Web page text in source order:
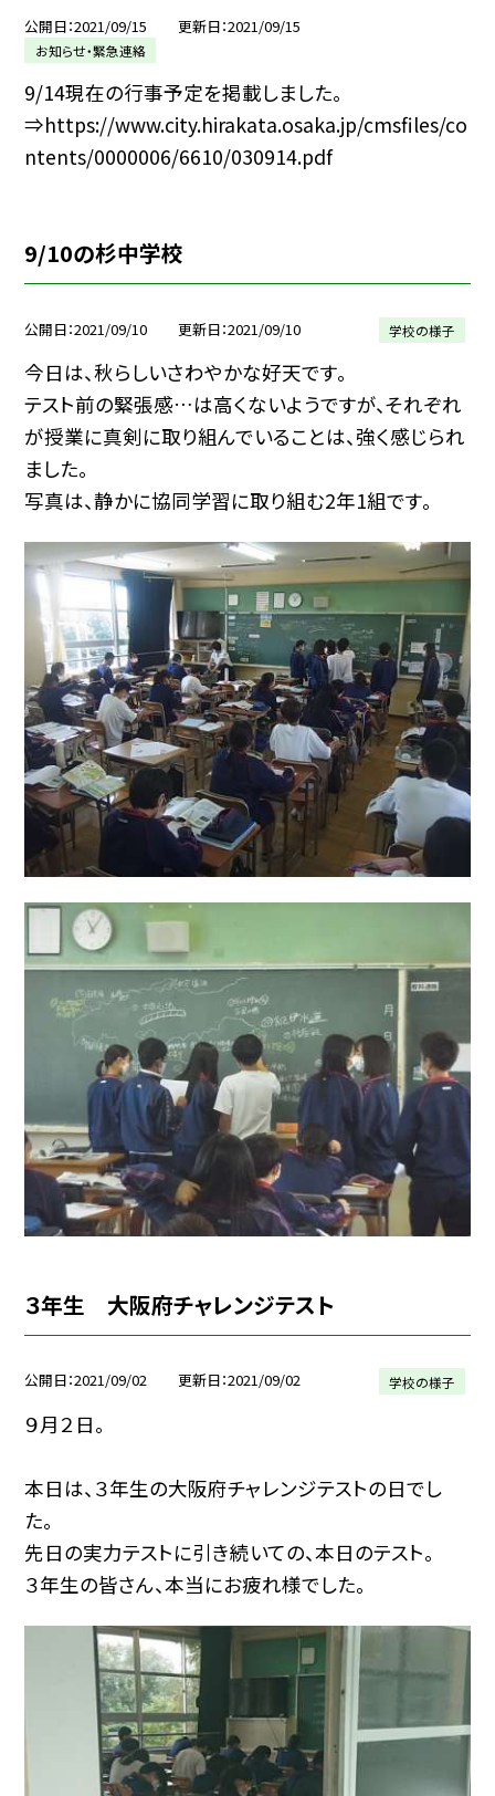
公開日 2021/09/15 更新日 2021/09/15
お知らせ・緊急連絡
9/14現在の行事予定を掲載しました。
⇒https://www.city.hirakata.osaka.jp/cmsfiles/co
ntents/0000006/6610/030914.pdf
9/10の杉中学校
公開日 2021/09/10 更新日 2021/09/10 学校の様子
今日は、秋らしいさわやかな好天です。
テスト前の緊張感…は高くないようですが、それぞれ
が授業に真剣に取り組んでいることは、強く感じられ
ました。
写真は、静かに協同学習に取り組む2年1組です。
３年生 大阪府チャレンジテスト
公開日 2021/09/02 更新日 2021/09/02 学校の様子
９月２日。
本日は、３年生の大阪府チャレンジテストの日でし
た。
先日の実力テストに引き続いての、本日のテスト。
３年生の皆さん、本当にお疲れ様でした。